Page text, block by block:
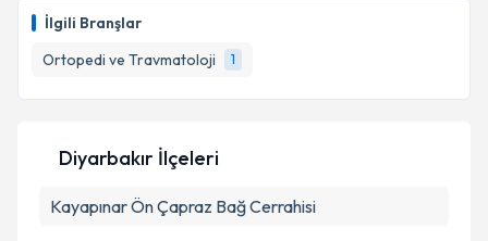
İlgili Branşlar
Ortopedi ve Travmatoloji
1
E-posta Adresiniz
Kişisel verilerimin işlenmesine ilişkin
Metni'ni okudum ve kişisel verilerimin belirtilen
Diyarbakır İlçeleri
KayapınarÖn Çapraz Bağ Cerrahisi